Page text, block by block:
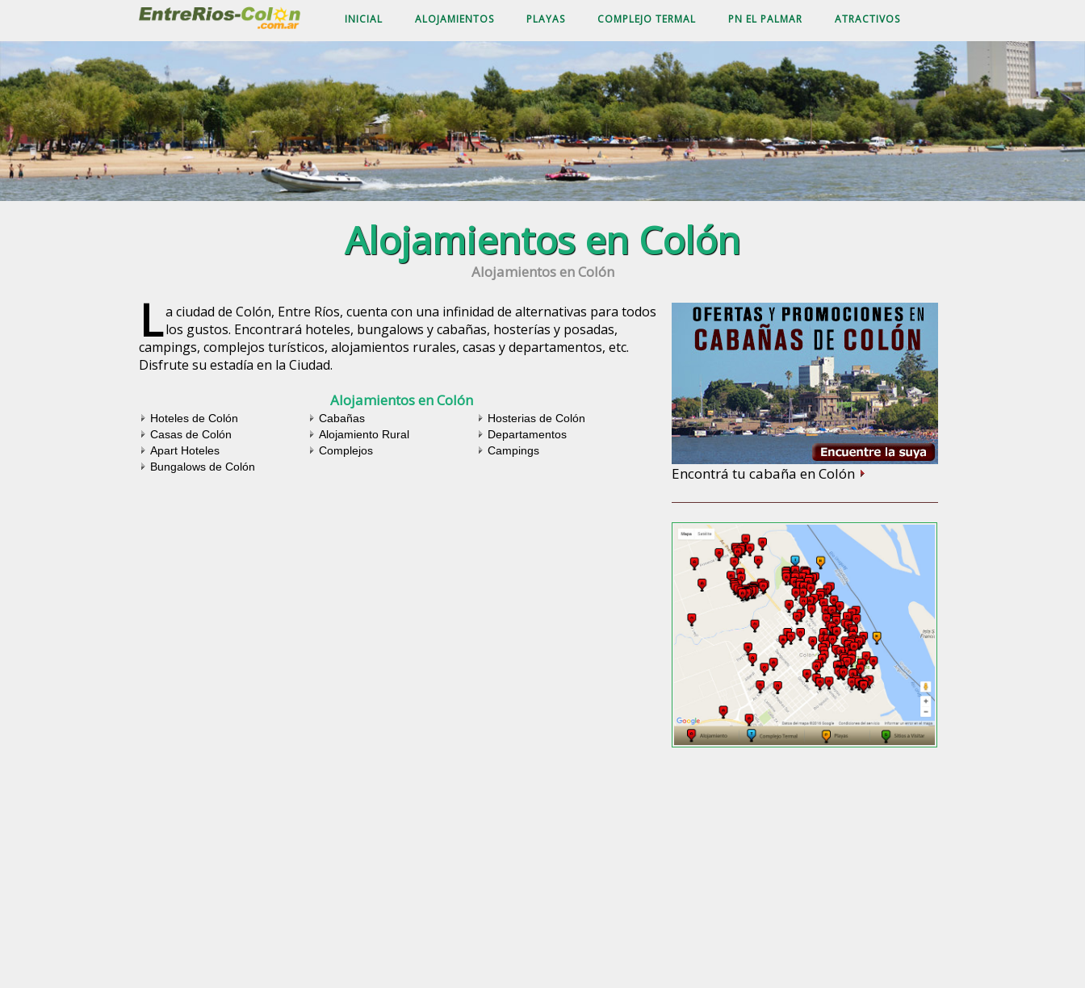
INICIAL ALOJAMIENTOS PLAYAS COMPLEJO TERMAL PN EL PALMAR ATRACTIVOS
Alojamientos en Colón
Alojamientos en Colón
La ciudad de Colón, Entre Ríos, cuenta con una infinidad de alternativas para todos
los gustos. Encontrará hoteles, bungalows y cabañas, hosterías y posadas,
campings, complejos turísticos, alojamientos rurales, casas y departamentos, etc.
Disfrute su estadía en la Ciudad.
Alojamientos en Colón
Hoteles de Colón Cabañas
Hosterias de Colón
Casas de Colón
Alojamiento Rural
Departamentos
Apart Hoteles
Complejos
Campings
Bungalows de Colón
Encontrá tu cabaña en Colón